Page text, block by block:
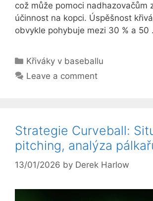
což může pomoci nadhazovačům
účinnost na kopci. Úspěšnost
obvykle pohybuje mezi 30 % a 50
Categories
Křiváky v baseballu
Leave a comment
Strategie Curveball:
pitching, analýza
13/01/2026 by Derek Harlow